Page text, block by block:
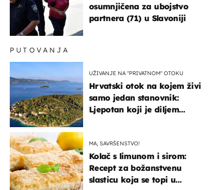
osumnjičena za ubojstvo
partnera (71) u Slavoniji
PUTOVANJA
UŽIVANJE NA "PRIVATNOM" OTOKU
Hrvatski otok na kojem živi
samo jedan stanovnik:
Ljepotan koji je diljem
MA, SAVRŠENSTVO!
Kolač s limunom i sirom:
Recept za božanstvenu
slasticu koja se topi u